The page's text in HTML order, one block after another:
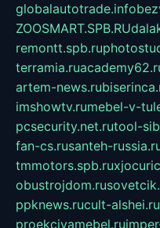
globalautotrade.info
ZOOSMART.SPB.RU
remontt.spb.ru
terramia.ru
artem-news.ru
imshowtv.rumebel-v-
pcsecurity.net.rutool-
fan-cs.rusanteh-
tmmotors.spb.ru
obustrojdom.ru
ppknews.rucult-alshei.ru
proekciyamebel.ru